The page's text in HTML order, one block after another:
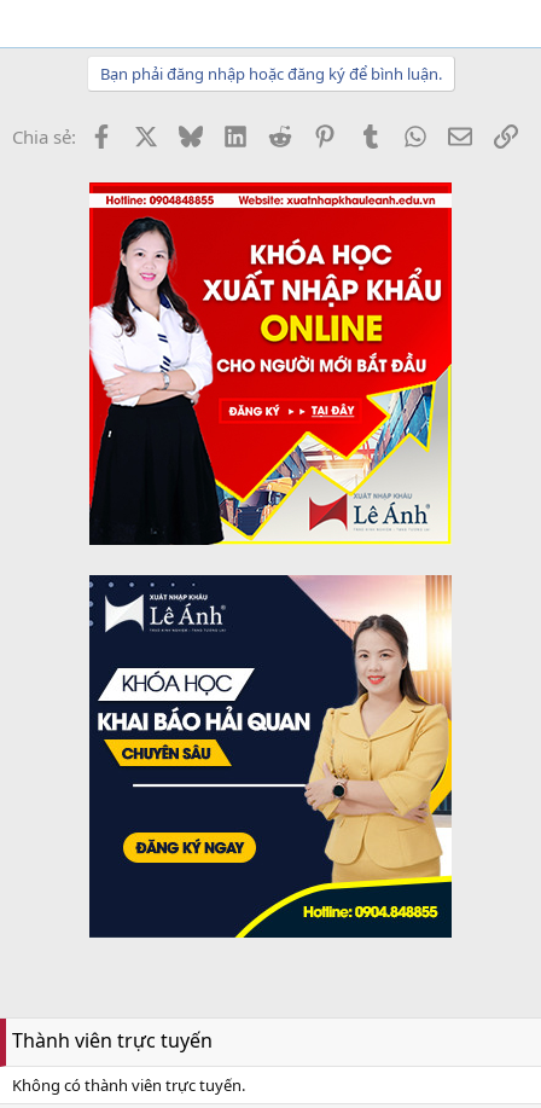
Bạn phải đăng nhập hoặc đăng ký để bình luận.
Chia sẻ: Facebook BlueskyLinkedInReddit PinterestTumblrWhatsApp
Email
Thành viên trực tuyến
Không có thành viên trực tuyến.